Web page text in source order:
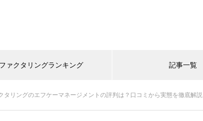
ァクタリングランキング 記事一覧
タリングのエフケーマネージメントの評判は？口コミから実態を徹底解説